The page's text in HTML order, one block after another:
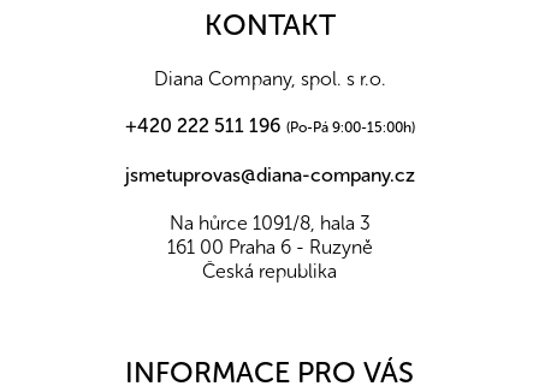
KONTAKT
Diana Company, spol. s r.o.
+420 222 511 196 (Po-Pá 9:00-15:00h)
jsmetuprovas@diana-company.cz
Na hůrce 1091/8, hala 3
161 00 Praha 6 - Ruzyně
Česká republika
INFORMACE PRO VÁS